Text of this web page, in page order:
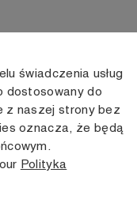
INFORMACJE
Dostawa
Regulamin
świadczenia usług
dostosowany do
z naszej strony bez
oznacza, że będą
Polityka